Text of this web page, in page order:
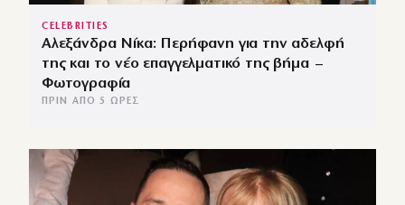
CELEBRITIES
Αλεξάνδρα Νίκα: Περήφανη για την αδελφή
της και το νέο επαγγελματικό της βήμα –
Φωτογραφία
ΠΡΙΝ ΑΠΌ 5 ΏΡΕΣ